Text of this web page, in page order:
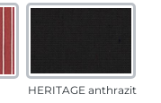
HERITAGE anthrazit